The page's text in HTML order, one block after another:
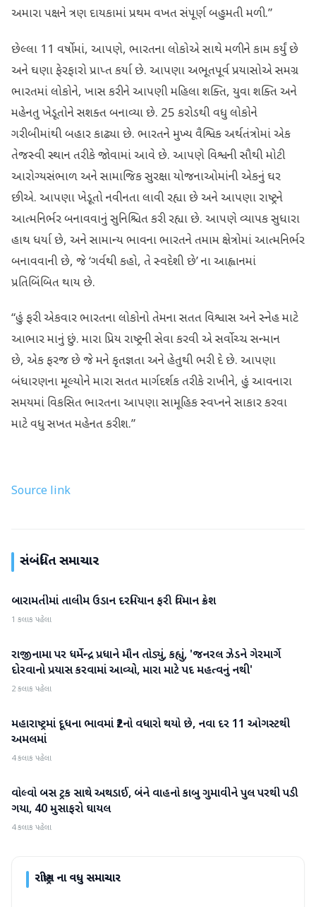
અમારા પક્ષને ત્રણ દાયકામાં પ્રથમ વખત સંપૂર્ણ બહુમતી મળી.”
છેલ્લા 11 વર્ષોમાં, આપણે, ભારતના લોકોએ સાથે મળીને કામ કર્યું છે
અને ઘણા ફેરફારો પ્રાપ્ત કર્યા છે. આપણા અભૂતપૂર્વ પ્રયાસોએ સમગ્ર
ભારતમાં લોકોને, ખાસ કરીને આપણી મહિલા શક્તિ, યુવા શક્તિ અને
મહેનતુ ખેડૂતોને સશક્ત બનાવ્યા છે. 25 કરોડથી વધુ લોકોને
ગરીબીમાંથી બહાર કાઢ્યા છે. ભારતને મુખ્ય વૈશ્વિક અર્થતંત્રોમાં એક
તેજસ્વી સ્થાન તરીકે જોવામાં આવે છે. આપણે વિશ્વની સૌથી મોટી
આરોગ્યસંભાળ અને સામાજિક સુરક્ષા યોજનાઓમાંની એકનું ઘર
છીએ. આપણા ખેડૂતો નવીનતા લાવી રહ્યા છે અને આપણા રાષ્ટ્રને
આત્મનિર્ભર બનાવવાનું સુનિશ્ચિત કરી રહ્યા છે. આપણે વ્યાપક સુધારા
હાથ ધર્યા છે, અને સામાન્ય ભાવના ભારતને તમામ ક્ષેત્રોમાં આત્મનિર્ભર
બનાવવાની છે, જે ‘ગર્વથી કહો, તે સ્વદેશી છે’ ના આહ્વાનમાં
પ્રતિબિંબિત થાય છે.
“હું ફરી એકવાર ભારતના લોકોનો તેમના સતત વિશ્વાસ અને સ્નેહ માટે
આભાર માનું છું. મારા પ્રિય રાષ્ટ્રની સેવા કરવી એ સર્વોચ્ચ સન્માન
છે, એક ફરજ છે જે મને કૃતજ્ઞતા અને હેતુથી ભરી દે છે. આપણા
બંધારણના મૂલ્યોને મારા સતત માર્ગદર્શક તરીકે રાખીને, હું આવનારા
સમયમાં વિકસિત ભારતના આપણા સામૂહિક સ્વપ્નને સાકાર કરવા
માટે વધુ સખત મહેનત કરીશ.”
Source link
સંબંધિત સમાચાર
રાષ્ટ્રીય
બારામતીમાં તાલીમ ઉડાન દરમિયાન ફરી વિમાન ક્રેશ
1 કલાક પહેલા
રાષ્ટ્રીય
રાજીનામા પર ધર્મેન્દ્ર પ્રધાને મૌન તોડ્યું, કહ્યું, 'જનરલ ઝેડને ગેરમાર્ગે
દોરવાનો પ્રયાસ કરવામાં આવ્યો, મારા માટે પદ મહત્વનું નથી'
2 કલાક પહેલા
રાષ્ટ્રીય
મહારાષ્ટ્રમાં દૂધના ભાવમાં ₹2નો વધારો થયો છે, નવા દર 11 ઓગસ્ટથી
અમલમાં
4 કલાક પહેલા
રાષ્ટ્રીય
વોલ્વો બસ ટ્રક સાથે અથડાઈ, બંને વાહનો કાબુ ગુમાવીને પુલ પરથી પડી
ગયા, 40 મુસાફરો ઘાયલ
4 કલાક પહેલા
રાષ્ટ્રીયના વધુ સમાચાર